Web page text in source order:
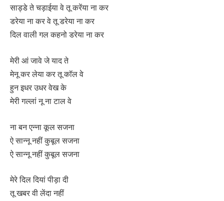
साड्डे ते चड़ाईया वे तू करेंया ना कर
डरेया ना कर वे तू डरेया ना कर
दिल वाली गल कहनो डरेया ना कर
मेरी आं जावे जे याद ते
मेनू कर लेया कर तू कॉल वे
हुन इधर उधर वेख के
मेरी गल्लां नू ना टाल वे
ना बन एन्ना कूल सजना
ऐ सान्नू नहीं कुबूल सजना
ऐ सान्नू नहीं कुबूल सजना
मेरे दिल दियां पीड़ा दी
तू खबर वी लेंदा नहीं